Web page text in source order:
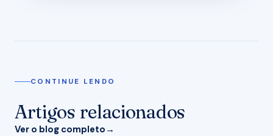
CONTINUE LENDO
Artigos relacionados
Ver o blog completo